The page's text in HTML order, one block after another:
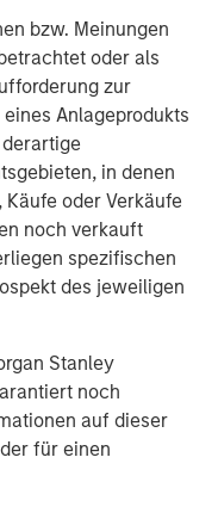
bzw. Meinungen
oder als
zur
Anlageprodukts
in denen
oder Verkäufe
noch verkauft
spezifischen
des jeweiligen
Stanley
noch
auf dieser
für einen